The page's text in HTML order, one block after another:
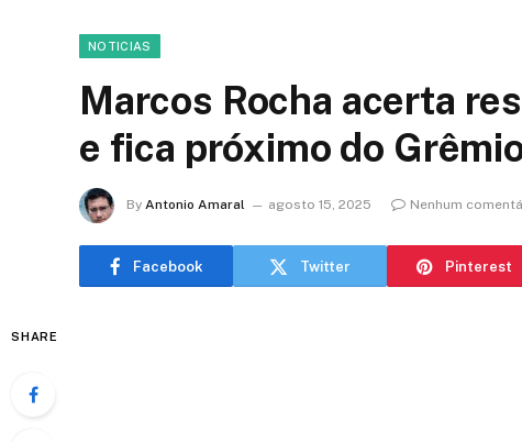
NOTICIAS
Marcos Rocha acerta
e fica próximo do
By Antonio Amaral agosto 15, 2025 Nenhum
Facebook Twitter Pinterest
SHARE